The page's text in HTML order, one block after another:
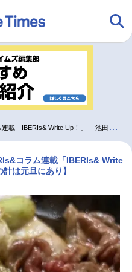
アニメ
音楽
トレンド 無料マンガ
声優記事一覧
IBERIs& Write Up！」｜ 池田百々香 #80【一年の計は元旦にあり】
コラム連載「IBERIs& Write
は元旦にあり】